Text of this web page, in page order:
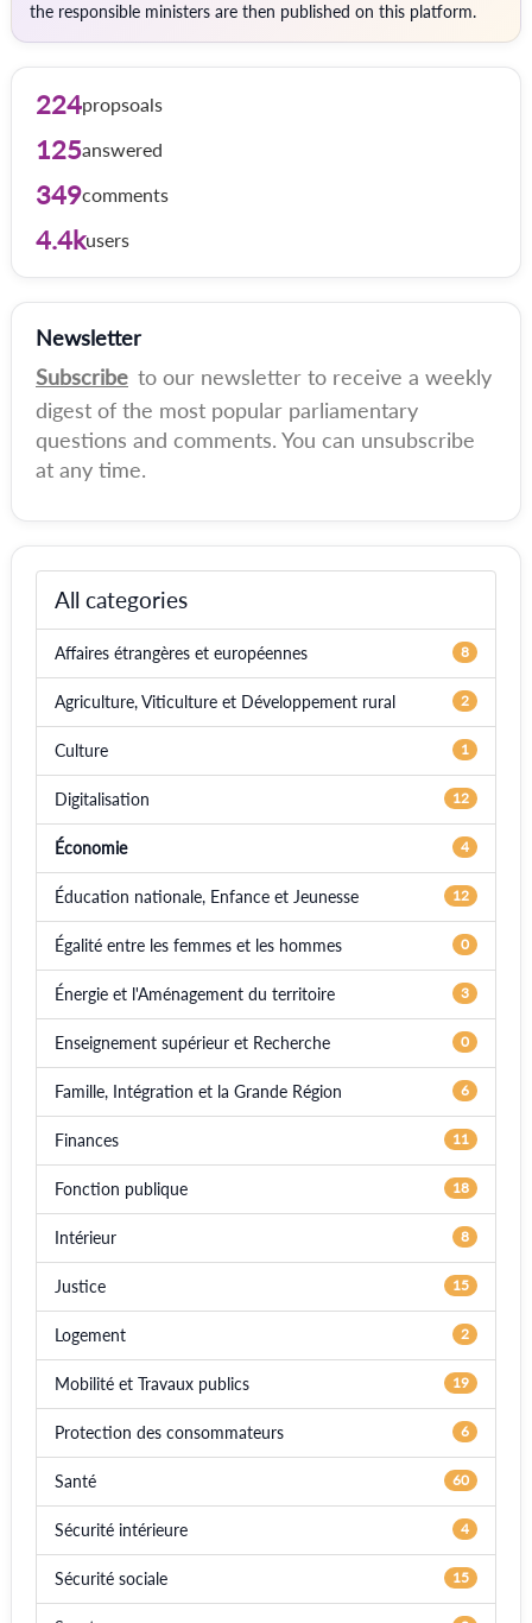
the responsible ministers are then published on this platform.
224propsoals
125answered
349comments
4.4kusers
Newsletter
Subscribe to our newsletter to receive a weekly
digest of the most popular parliamentary
questions and comments. You can unsubscribe
at any time.
All categories
Affaires étrangères et européennes 8
Agriculture, Viticulture et Développement rural 2
Culture 1
Digitalisation 12
Économie 4
Éducation nationale, Enfance et Jeunesse 12
Égalité entre les femmes et les hommes 0
Énergie et l'Aménagement du territoire 3
Enseignement supérieur et Recherche 0
Famille, Intégration et la Grande Région 6
Finances 11
Fonction publique 18
Intérieur 8
Justice 15
Logement 2
Mobilité et Travaux publics 19
Protection des consommateurs 6
Santé 60
Sécurité intérieure 4
Sécurité sociale 15